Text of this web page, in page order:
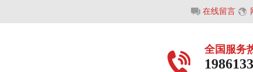
在线留言
全国服务